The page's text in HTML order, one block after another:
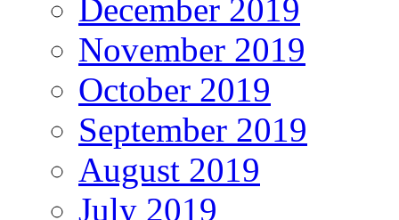
December 2019
November 2019
October 2019
September 2019
August 2019
July 2019